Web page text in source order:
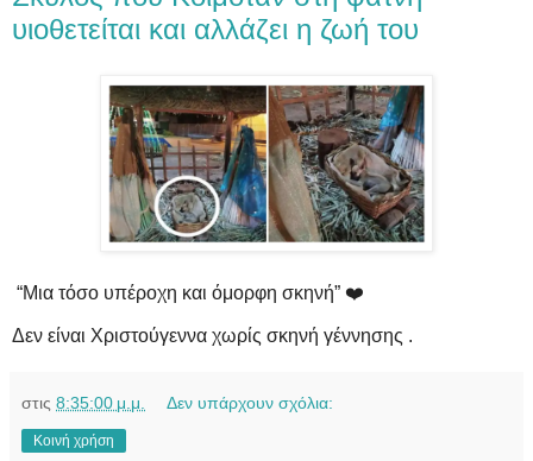
υιοθετείται και αλλάζει η ζωή του
“Μια τόσο υπέροχη και όμορφη σκηνή” ❤️
Δεν είναι Χριστούγεννα χωρίς σκηνή γέννησης .
στις 8:35:00 μ.μ. Δεν υπάρχουν σχόλια:
Κοινή χρήση